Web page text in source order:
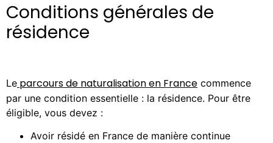
Conditions générales de
résidence
Le parcours de naturalisation en France commence
par une condition essentielle : la résidence. Pour être
éligible, vous devez :
Avoir résidé en France de manière continue